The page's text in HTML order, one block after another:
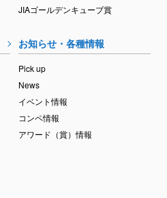
JIAゴールデンキューブ賞
お知らせ・各種情報
Pick up
News
イベント情報
コンペ情報
アワード（賞）情報